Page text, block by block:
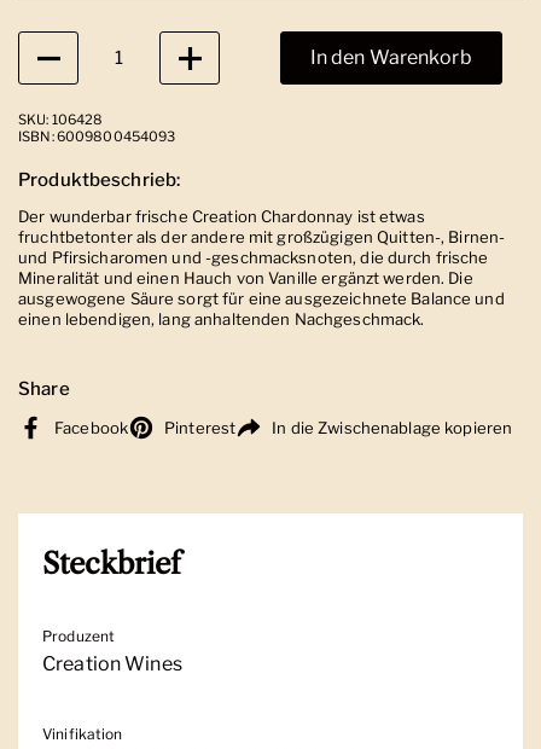
Anzahl
In den Warenkorb
SKU: 106428
ISBN: 6009800454093
Produktbeschrieb:
Der wunderbar frische Creation Chardonnay ist etwas
fruchtbetonter als der andere mit großzügigen Quitten-, Birnen-
und Pfirsicharomen und -geschmacksnoten, die durch frische
Mineralität und einen Hauch von Vanille ergänzt werden. Die
ausgewogene Säure sorgt für eine ausgezeichnete Balance und
einen lebendigen, lang anhaltenden Nachgeschmack.
Share
Facebook Pinterest In die Zwischenablage kopieren
Steckbrief
Produzent
Creation Wines
Vinifikation